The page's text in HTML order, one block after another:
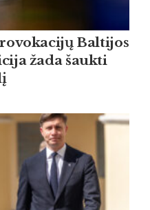
Baltijos
žada šaukti